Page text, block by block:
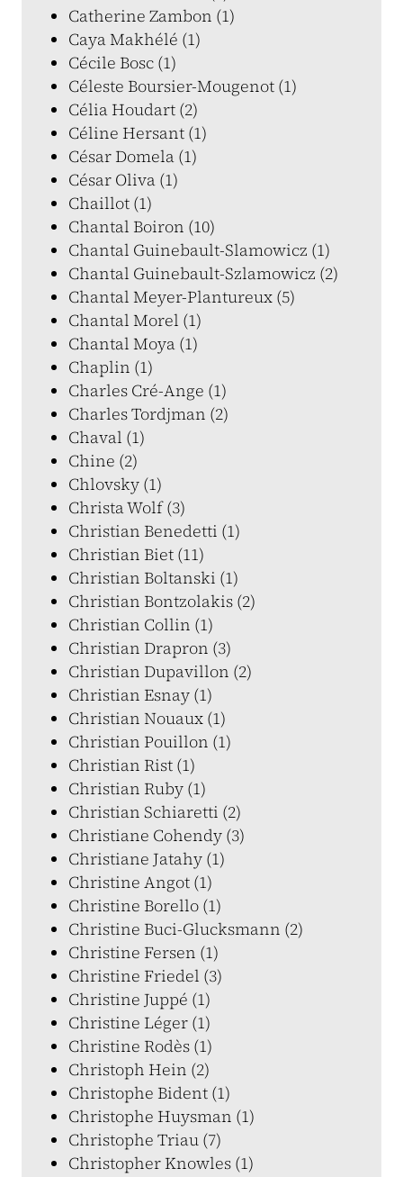
Catherine Zambon (1)
Caya Makhélé (1)
Cécile Bosc (1)
Céleste Boursier-Mougenot (1)
Célia Houdart (2)
Céline Hersant (1)
César Domela (1)
César Oliva (1)
Chaillot (1)
Chantal Boiron (10)
Chantal Guinebault-Slamowicz (1)
Chantal Guinebault-Szlamowicz (2)
Chantal Meyer-Plantureux (5)
Chantal Morel (1)
Chantal Moya (1)
Chaplin (1)
Charles Cré-Ange (1)
Charles Tordjman (2)
Chaval (1)
Chine (2)
Chlovsky (1)
Christa Wolf (3)
Christian Benedetti (1)
Christian Biet (11)
Christian Boltanski (1)
Christian Bontzolakis (2)
Christian Collin (1)
Christian Drapron (3)
Christian Dupavillon (2)
Christian Esnay (1)
Christian Nouaux (1)
Christian Pouillon (1)
Christian Rist (1)
Christian Ruby (1)
Christian Schiaretti (2)
Christiane Cohendy (3)
Christiane Jatahy (1)
Christine Angot (1)
Christine Borello (1)
Christine Buci-Glucksmann (2)
Christine Fersen (1)
Christine Friedel (3)
Christine Juppé (1)
Christine Léger (1)
Christine Rodès (1)
Christoph Hein (2)
Christophe Bident (1)
Christophe Huysman (1)
Christophe Triau (7)
Christopher Knowles (1)